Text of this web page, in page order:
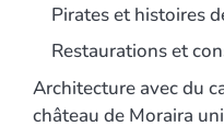
Pirates et histoires
Restaurations et
Architecture avec du
château de Moraira